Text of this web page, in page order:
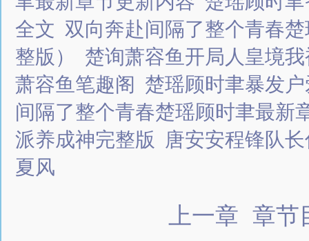
全文 双向奔赴间隔了整个青春
整版）
楚询萧容鱼开局人皇境
萧容鱼笔趣阁 楚瑶顾时聿暴发
间隔了整个青春楚瑶顾时聿最新
派养成神完整版
唐安安程锋队
夏风
上一章 章节